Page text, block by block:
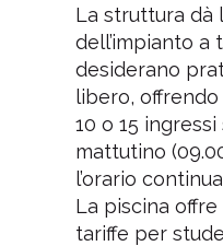
La struttura dà
dell’impianto
desiderano
libero,
10 o 15 ingressi
mattutino
l’orario
La piscina
tariffe per